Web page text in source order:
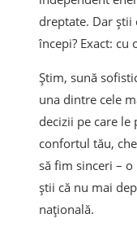
dreptate. Dar știi
începi? Exact: cu
Știm, sună
una dintre cele
decizii pe care
confortul tău,
să fim sinceri – o
știi că nu mai
națională.